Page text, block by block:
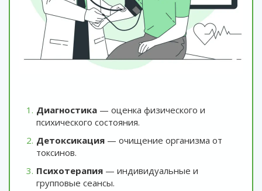
Диагностика — оценка физического и
психического состояния.
Детоксикация — очищение организма от
токсинов.
Психотерапия — индивидуальные и
групповые сеансы.